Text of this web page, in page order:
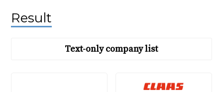
Result
Text-only company list